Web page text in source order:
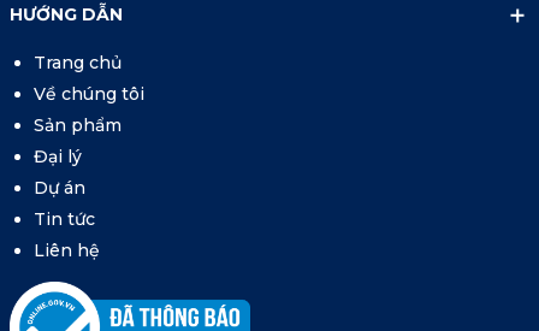
HƯỚNG DẪN
Trang chủ
Về chúng tôi
Sản phẩm
Đại lý
Dự án
Tin tức
Liên hệ